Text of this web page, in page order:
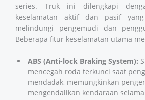
series. Truk ini dilengkapi
keselamatan aktif dan pasif
melindungi pengemudi dan
Beberapa fitur keselamatan utama
ABS (Anti-lock Braking System):
mencegah roda terkunci saat
mendadak, memungkinkan
mengendalikan kendaraan